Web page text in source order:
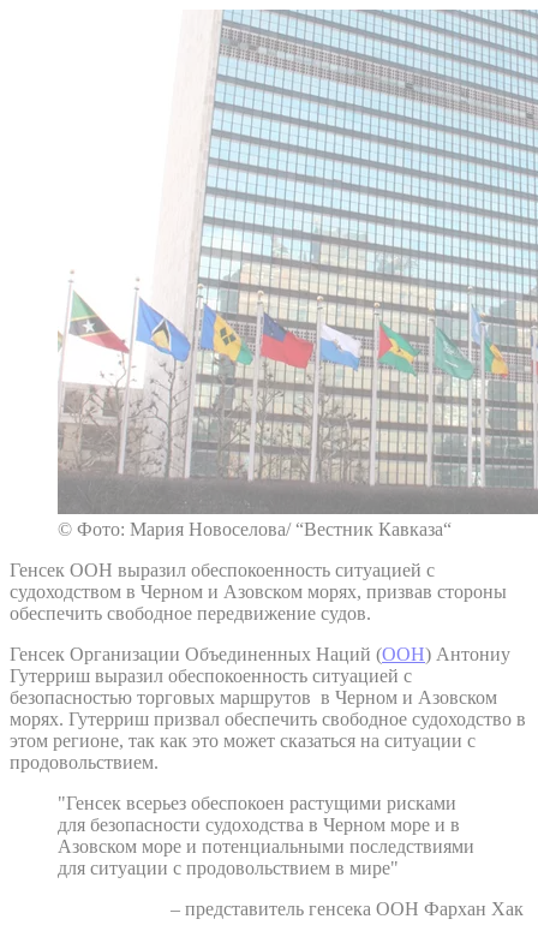
© Фото: Мария Новоселова/ “Вестник Кавказа“
Генсек ООН выразил обеспокоенность ситуацией с
судоходством в Черном и Азовском морях, призвав стороны
обеспечить свободное передвижение судов.
Генсек Организации Объединенных Наций (ООН) Антониу
Гутерриш выразил обеспокоенность ситуацией с
безопасностью торговых маршрутов в Черном и Азовском
морях. Гутерриш призвал обеспечить свободное судоходство в
этом регионе, так как это может сказаться на ситуации с
продовольствием.
"Генсек всерьез обеспокоен растущими рисками
для безопасности судоходства в Черном море и в
Азовском море и потенциальными последствиями
для ситуации с продовольствием в мире"
– представитель генсека ООН Фархан Хак